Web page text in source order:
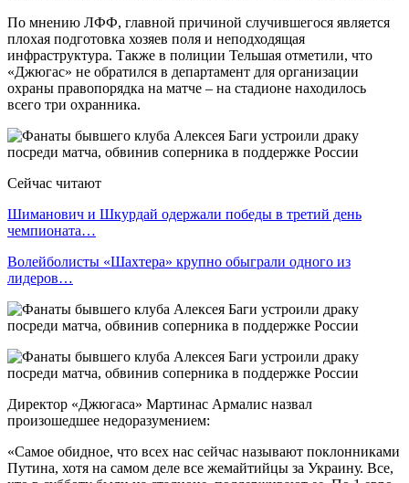
По мнению ЛФФ, главной причиной случившегося является
плохая подготовка хозяев поля и неподходящая
инфраструктура. Также в полиции Тельшая отметили, что
«Джюгас» не обратился в департамент для организации
охраны правопорядка на матче – на стадионе находилось
всего три охранника.
Сейчас читают
Шиманович и Шкурдай одержали победы в третий день
чемпионата…
Волейболисты «Шахтера» крупно обыграли одного из
лидеров…
Директор «Джюгаса» Мартинас Армалис назвал
произошедшее недоразумением:
«Самое обидное, что всех нас сейчас называют поклонниками
Путина, хотя на самом деле все жемайтийцы за Украину. Все,